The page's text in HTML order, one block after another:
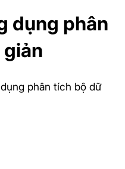
dụng phân
phân tích bộ dữ